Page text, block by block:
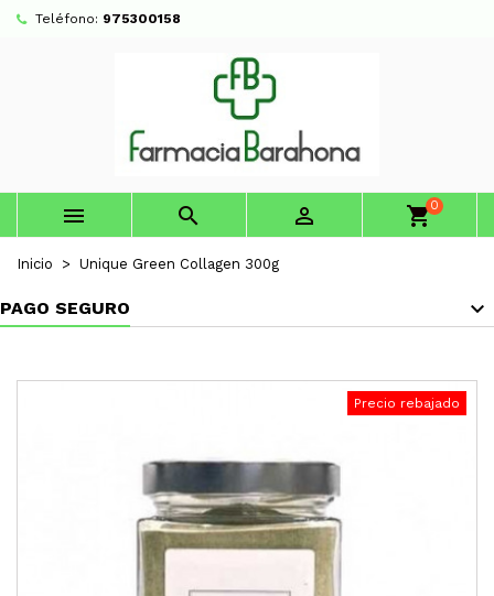
Teléfono: 975300158
   shopping_cart0
Inicio Unique Green Collagen 300g
PAGO SEGURO
Precio rebajado